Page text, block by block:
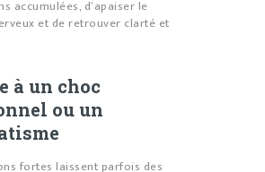
accumulées, d’apaiser le
et de retrouver clarté et
à un choc
ou un
fortes laissent parfois des